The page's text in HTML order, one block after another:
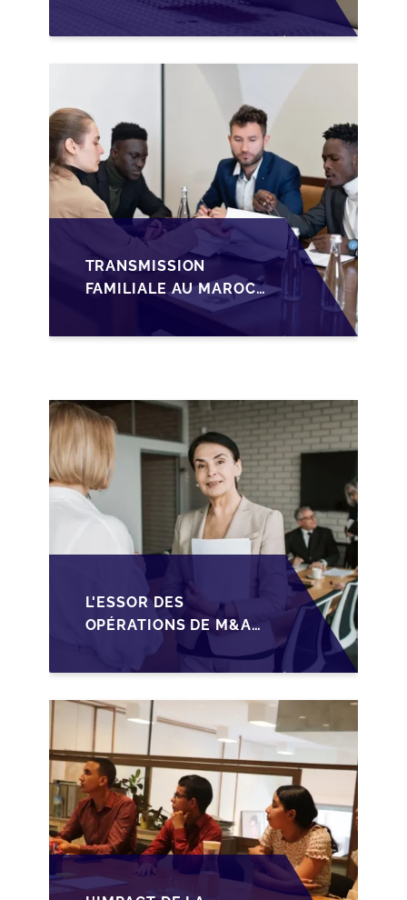
PRÉPARATIONS CLÉS
POUR LES
TRANSMISSION
FAMILIALE AU MAROC :
ANTICIPER LA
GOUVERNANCE POUR
L'ESSOR DES
OPÉRATIONS DE M&A
MID-MARKET AU
MAROC EN 2026 :
DÉFIS POUR LES PME